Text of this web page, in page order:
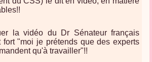
la vidéo du Dr Sénateur français
"moi je prétends que des experts
qu'à travailler"!!